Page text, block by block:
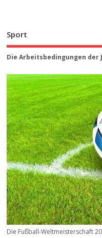
Sport
Die Arbeitsbedingungen der
Die Fußball-Weltmeisterschaft